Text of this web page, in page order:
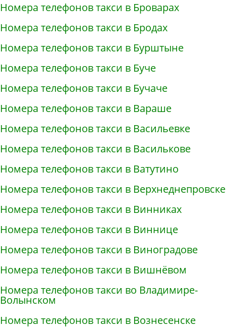
Номера телефонов такси в Броварах
Номера телефонов такси в Бродах
Номера телефонов такси в Бурштыне
Номера телефонов такси в Буче
Номера телефонов такси в Бучаче
Номера телефонов такси в Вараше
Номера телефонов такси в Васильевке
Номера телефонов такси в Василькове
Номера телефонов такси в Ватутино
Номера телефонов такси в Верхнеднепровске
Номера телефонов такси в Винниках
Номера телефонов такси в Виннице
Номера телефонов такси в Виноградове
Номера телефонов такси в Вишнёвом
Номера телефонов такси во Владимире-
Волынском
Номера телефонов такси в Вознесенске